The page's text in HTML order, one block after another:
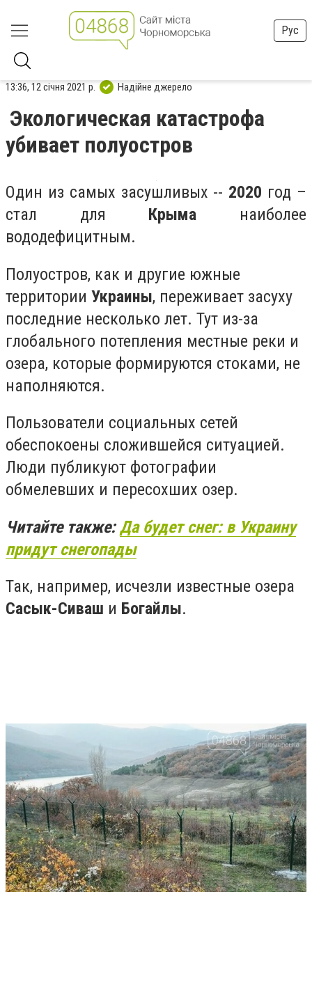
Рус
13:36, 12 січня 2021 р. Надійне джерело
Экологическая катастрофа
убивает полуостров
Один из самых засушливых -- 2020 год –
стал для Крыма наиболее
вододефицитным.
Полуостров, как и другие южные
территории Украины, переживает засуху
последние несколько лет. Тут из-за
глобального потепления местные реки и
озера, которые формируются стоками, не
наполняются.
Пользователи социальных сетей
обеспокоены сложившейся ситуацией.
Люди публикуют фотографии
обмелевших и пересохших озер.
Читайте также:Да будет снег: в Украину
придут снегопады
Так, например, исчезли известные озера
Сасык-Сиваш и Богайлы.